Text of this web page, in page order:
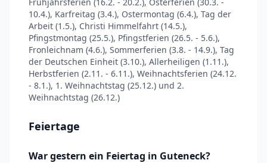
10.4.), Karfreitag (3.4.), Ostermontag (6.4.), Tag der
Arbeit (1.5.), Christi Himmelfahrt (14.5.),
Pfingstmontag (25.5.), Pfingstferien (26.5. - 5.6.),
Fronleichnam (4.6.), Sommerferien (3.8. - 14.9.), Tag
der Deutschen Einheit (3.10.), Allerheiligen (1.11.),
Herbstferien (2.11. - 6.11.), Weihnachtsferien (24.12.
- 8.1.), 1. Weihnachtstag (25.12.) und 2.
Weihnachtstag (26.12.)
Feiertage
War gestern ein Feiertag in Guteneck?